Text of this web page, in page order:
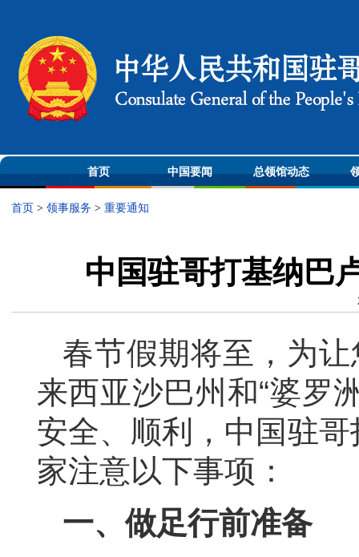
首页 中国要闻 总领馆动态
首页 > 领事服务 > 重要通知
中国驻哥打基纳巴
春节假期将至，为
来西亚沙巴州和“婆罗
安全、顺利，中国驻
家注意以下事项：
一、做足行前准备